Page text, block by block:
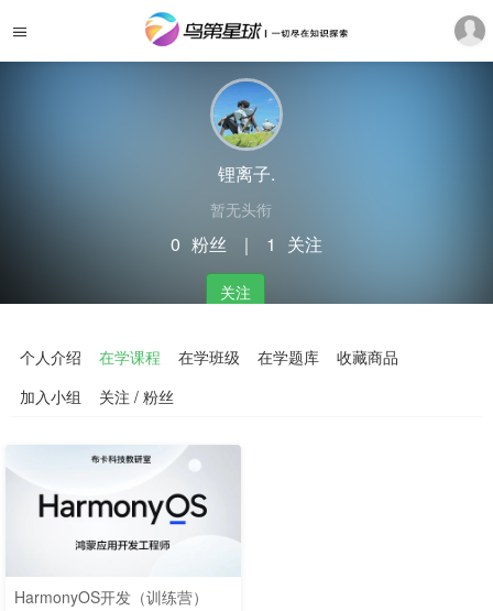
锂离子.
暂无头衔
0 粉丝 ｜ 1 关注
关注
个人介绍 在学课程 在学班级 在学题库
收藏商品
加入小组
关注 / 粉丝
HarmonyOS开发（训练营）